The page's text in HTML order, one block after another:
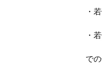
・
・
で